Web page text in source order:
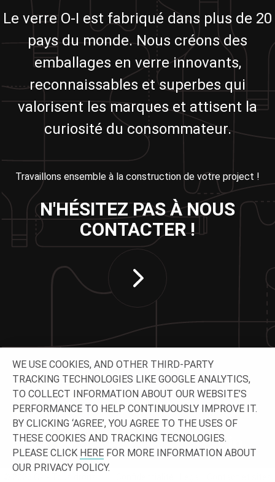
Le verre O-I est fabriqué dans plus de 20
pays du monde. Nous créons des
emballages en verre innovants,
reconnaissables et superbes qui
valorisent les marques et attisent la
curiosité du consommateur.
Travaillons ensemble à la construction de votre project !
N'HÉSITEZ PAS À NOUS
CONTACTER !
WE USE COOKIES, AND OTHER THIRD-PARTY
TRACKING TECHNOLOGIES LIKE GOOGLE ANALYTICS,
TO COLLECT INFORMATION ABOUT OUR WEBSITE’S
PERFORMANCE TO HELP CONTINUOUSLY IMPROVE IT.
BY CLICKING ‘AGREE’, YOU AGREE TO THE USES OF
THESE COOKIES AND TRACKING TECNOLOGIES.
PLEASE CLICK HERE FOR MORE INFORMATION ABOUT
OUR PRIVACY POLICY.